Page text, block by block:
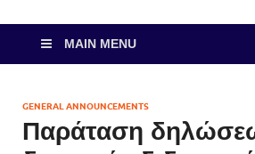
MAIN MENU
GENERAL ANNOUNCEMENTS
Παράταση